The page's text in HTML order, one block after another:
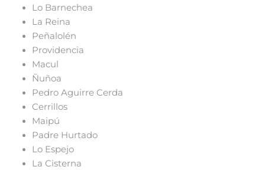
Lo Barnechea
La Reina
Peñalolén
Providencia
Macul
Ñuñoa
Pedro Aguirre Cerda
Cerrillos
Maipú
Padre Hurtado
Lo Espejo
La Cisterna